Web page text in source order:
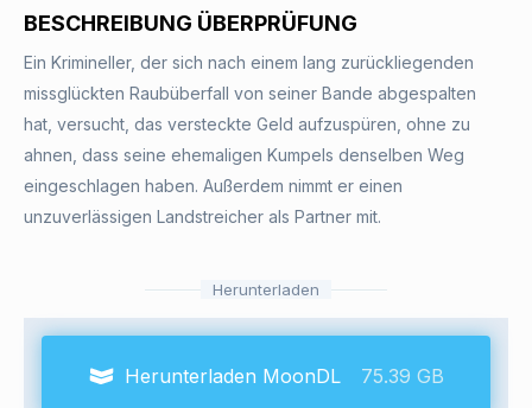
BESCHREIBUNG ÜBERPRÜFUNG
Ein Krimineller, der sich nach einem lang zurückliegenden
missglückten Raubüberfall von seiner Bande abgespalten
hat, versucht, das versteckte Geld aufzuspüren, ohne zu
ahnen, dass seine ehemaligen Kumpels denselben Weg
eingeschlagen haben. Außerdem nimmt er einen
unzuverlässigen Landstreicher als Partner mit.
Herunterladen
Herunterladen MoonDL 75.39 GB